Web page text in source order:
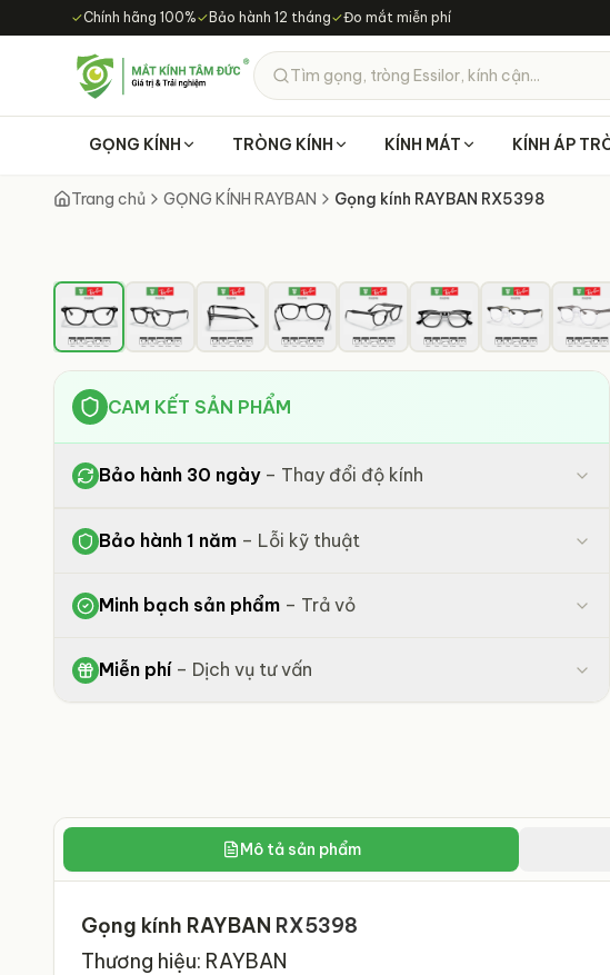
Chuyển đến nội dung chính
✓Chính hãng 100%✓ Bảo hành 12 tháng✓Đo mắt miễn phí
Tìm gọng, tròng Essilor, kính cận...
GỌNG KÍNH TRÒNG KÍNH KÍNH MÁT KÍNH ÁP
Trang chủ GỌNG KÍNH RAYBAN Gọng kính RAYBAN RX5398
CAM KẾT SẢN PHẨM
Bảo hành 30 ngày– Thay đổi độ kính
Bảo hành 1 năm – Lỗi kỹ thuật
Minh bạch sản phẩm – Trả vỏ
Miễn phí– Dịch vụ tư vấn
Mô tả sản phẩm
Gọng kính RAYBAN RX5398
Thương hiệu: RAYBAN